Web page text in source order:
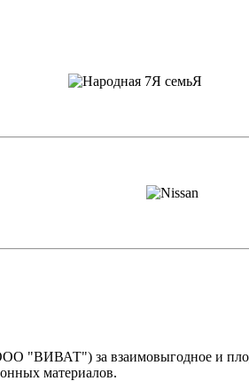
"ВИВАТ") за взаимовыгодное и
материалов.